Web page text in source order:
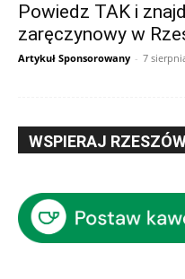
Powiedz TAK i
zaręczynowy w
Artykuł Sponsorowany - 7
WSPIERAJ